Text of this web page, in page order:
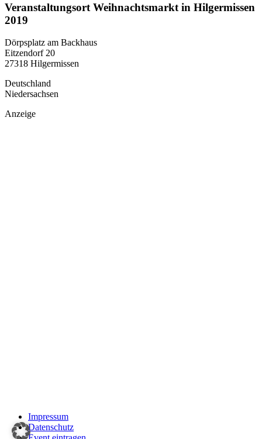
Veranstaltungsort Weihnachtsmarkt in Hilgermissen
2019
Dörpsplatz am Backhaus
Eitzendorf 20
27318 Hilgermissen
Deutschland
Niedersachsen
Anzeige
Impressum
Datenschutz